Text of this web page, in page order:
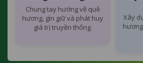
Chung tay hướng về quê
hương, gìn giữ và phát huy
giá trị truyền thống.
Xây